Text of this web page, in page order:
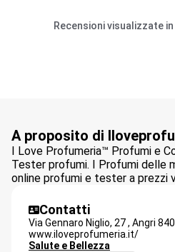
Recensioni visualizzate
A proposito di
I Love Profumeria™ Profumi e
Tester profumi. I Profumi delle
online profumi e tester a prezzi
Contatti
Via Gennaro Niglio, 27 , Angri
www.iloveprofumeria.it/
Salute e Bellezza